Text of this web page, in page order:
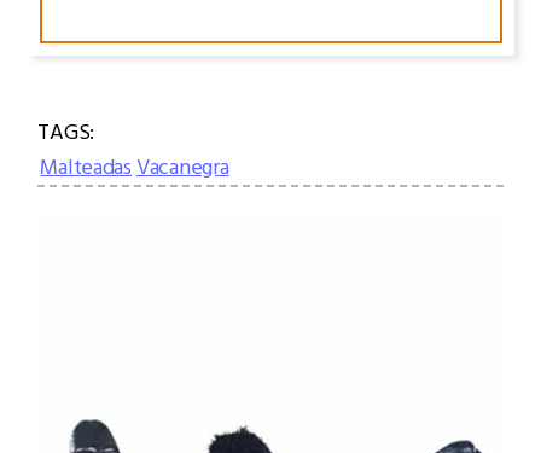
TAGS:
MalteadasVacanegra